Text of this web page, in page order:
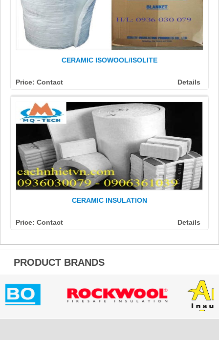
CERAMIC ISOWOOL/ISOLITE
Price: Contact Details
CERAMIC INSULATION
Price: Contact Details
PRODUCT BRANDS